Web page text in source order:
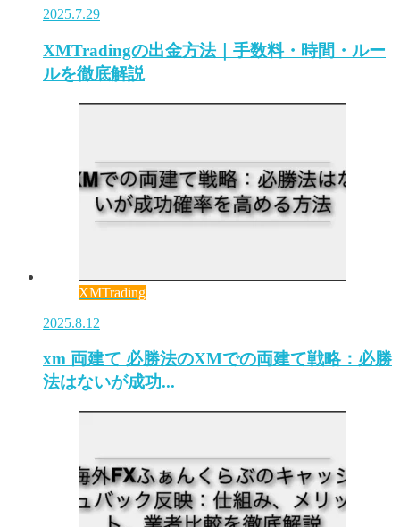
2025.7.29
XMTradingの出金方法｜手数料・時間・ルー
ルを徹底解説
XMTrading
2025.8.12
xm 両建て 必勝法のXMでの両建て戦略：必勝
法はないが成功...